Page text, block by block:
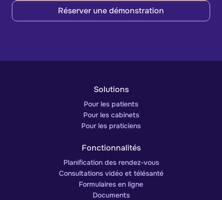
Réserver une démonstration
Solutions
Pour les patients
Pour les cabinets
Pour les praticiens
Fonctionnalités
Planification des rendez-vous
Consultations vidéo et télésanté
Formulaires en ligne
Documents